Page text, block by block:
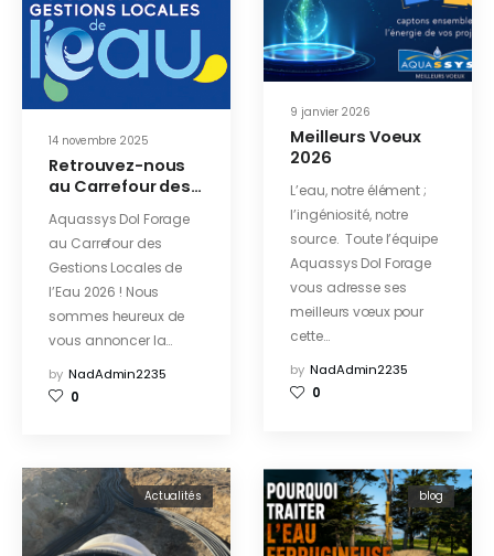
14 novembre 2025
Retrouvez-nous
au Carrefour des
de l’Eau 2026 !
Aquassys Dol Forage
au Carrefour des
Gestions Locales de
l’Eau 2026 ! Nous
sommes heureux de
vous annoncer la…
by NadAdmin2235
0
9 janvier 2026
Meilleurs Voeux
2026
L’eau, notre élément ;
l’ingéniosité, notre
source. Toute l’équipe
Aquassys Dol Forage
vous adresse ses
meilleurs vœux pour
cette…
by NadAdmin2235
0
Actualités blog